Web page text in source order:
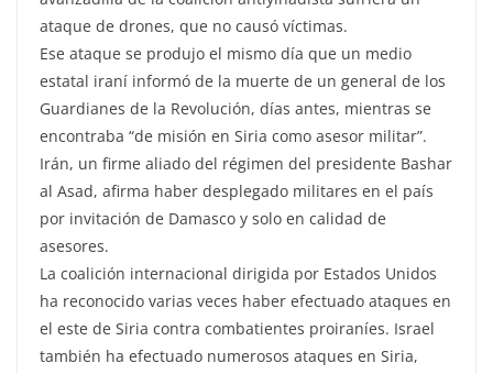
ataque de drones, que no causó víctimas.
Ese ataque se produjo el mismo día que un medio
estatal iraní informó de la muerte de un general de los
Guardianes de la Revolución, días antes, mientras se
encontraba “de misión en Siria como asesor militar”.
Irán, un firme aliado del régimen del presidente Bashar
al Asad, afirma haber desplegado militares en el país
por invitación de Damasco y solo en calidad de
asesores.
La coalición internacional dirigida por Estados Unidos
ha reconocido varias veces haber efectuado ataques en
el este de Siria contra combatientes proiraníes. Israel
también ha efectuado numerosos ataques en Siria,